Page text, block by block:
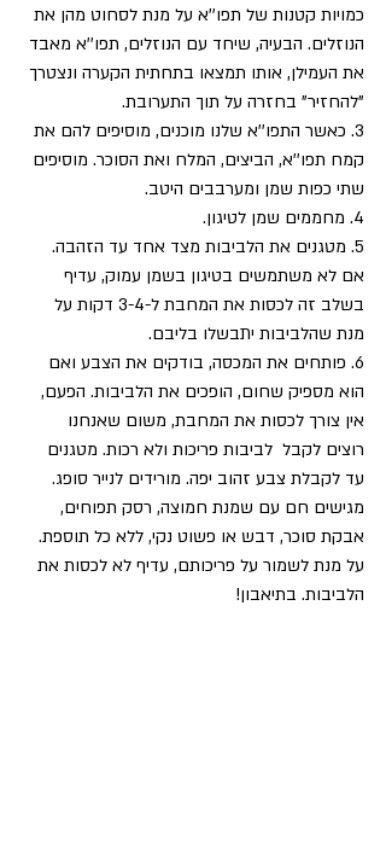
כמויות קטנות של תפו''א על מנת לסחוט מהן את
הנוזלים. הבעיה, שיחד עם הנוזלים, תפו''א מאבד
את העמילן, אותו תמצאו בתחתית הקערה ונצטרך
"להחזיר" בחזרה על תוך התערובת.
3. כאשר התפו''א שלנו מוכנים, מוסיפים להם את
קמח תפו''א, הביצים, המלח ואת הסוכר. מוסיפים
שתי כפות שמן ומערבבים היטב.
4. מחממים שמן לטיגון.
5. מטגנים את הלביבות מצד אחד עד הזהבה.
אם לא משתמשים בטיגון בשמן עמוק, עדיף
בשלב זה לכסות את המחבת ל-3-4 דקות על
מנת שהלביבות יתבשלו בליבם.
6. פותחים את המכסה, בודקים את הצבע ואם
הוא מספיק שחום, הופכים את הלביבות. הפעם,
אין צורך לכסות את המחבת, משום שאנחנו
רוצים לקבל  לביבות פריכות ולא רכות. מטגנים
עד לקבלת צבע זהוב יפה. מורידים לנייר סופג.
מגישים חם עם שמנת חמוצה, רסק תפוחים,
אבקת סוכר, דבש או פשוט נקי, ללא כל תוספת.
על מנת לשמור על פריכותם, עדיף לא לכסות את
הלביבות. בתיאבון!